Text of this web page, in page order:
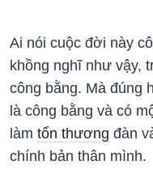
Ai nói cuộc đời này
khồng nghĩ như vậy,
công bằng. Mà đúng
là công bằng và có
làm tổn thương đàn
chính bản thân mình.